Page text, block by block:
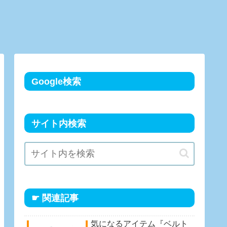
Google検索
サイト内検索
☛ 関連記事
気になるアイテム『ベルト